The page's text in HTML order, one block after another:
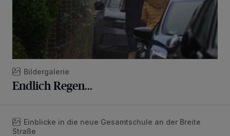
Bildergalerie
Endlich Regen...
Von einem Provisorium nichts zu spüren
Einblicke in die neue Gesamtschule an der Breite
Straße